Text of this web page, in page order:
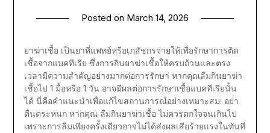
Posted on March 14, 2026
ยาฆ่าเชื้อ เป็นยาที่แพทย์หรือเภสัชกรจ่ายให้เพื่อรักษาการติด
เชื้อจากแบคทีเรีย ซึ่งการกินยาฆ่าเชื้อให้ครบถ้วนและตรง
เวลามีความสำคัญอย่างมากต่อการรักษา หากคุณลืมกินยาฆ่า
เชื้อไป 1 มื้อหรือ 1 วัน อาจมีผลต่อการรักษาเชื้อแบคทีเรียนั้น
ได้ นี่คือคำแนะนำเพื่อแก้ไขสถานการณ์อย่างเหมาะสม: อย่า
ตื่นตระหนก หากคุณ ลืมกินยาฆ่าเชื้อ ไม่ควรตกใจจนเกินไป
เพราะการลืมเพียงครั้งเดียวอาจไม่ได้ส่งผลเสียร้ายแรงในทันที